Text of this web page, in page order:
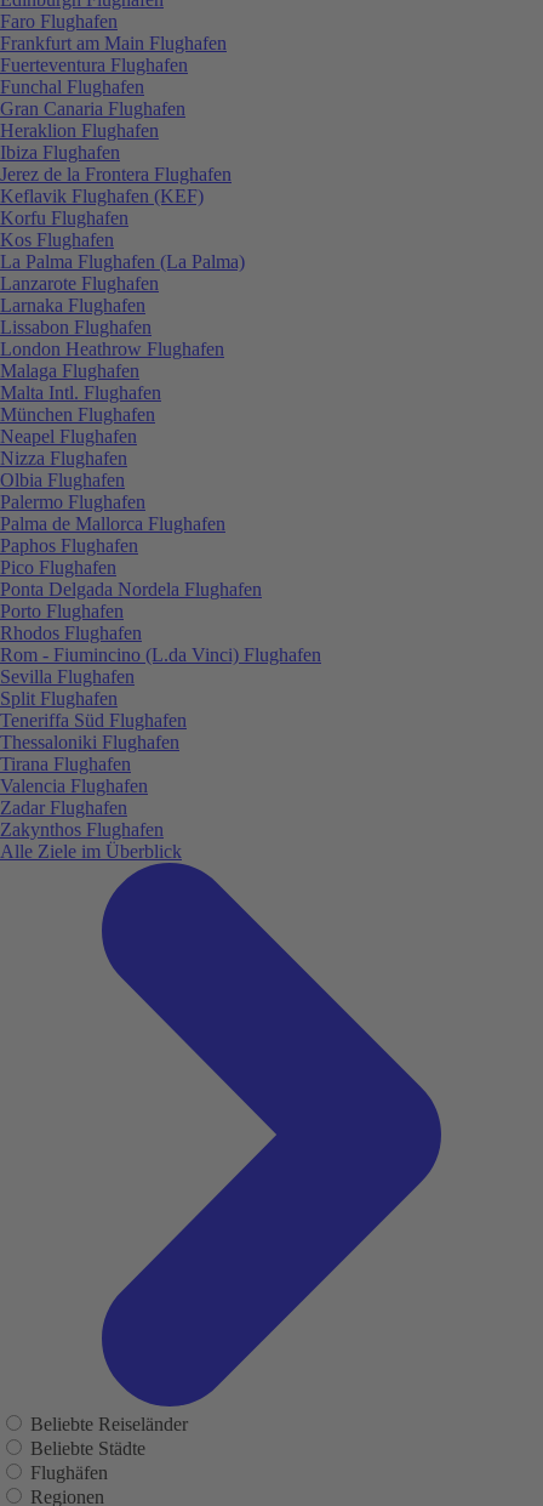
Faro Flughafen
Frankfurt am Main Flughafen
Fuerteventura Flughafen
Funchal Flughafen
Gran Canaria Flughafen
Heraklion Flughafen
Ibiza Flughafen
Jerez de la Frontera Flughafen
Keflavik Flughafen (KEF)
Korfu Flughafen
Kos Flughafen
La Palma Flughafen (La Palma)
Lanzarote Flughafen
Larnaka Flughafen
Lissabon Flughafen
London Heathrow Flughafen
Malaga Flughafen
Malta Intl. Flughafen
München Flughafen
Neapel Flughafen
Nizza Flughafen
Olbia Flughafen
Palermo Flughafen
Palma de Mallorca Flughafen
Paphos Flughafen
Pico Flughafen
Ponta Delgada Nordela Flughafen
Porto Flughafen
Rhodos Flughafen
Rom - Fiumincino (L.da Vinci) Flughafen
Sevilla Flughafen
Split Flughafen
Teneriffa Süd Flughafen
Thessaloniki Flughafen
Tirana Flughafen
Valencia Flughafen
Zadar Flughafen
Zakynthos Flughafen
Alle Ziele im Überblick
Beliebte Reiseländer
Beliebte Städte
Flughäfen
Regionen